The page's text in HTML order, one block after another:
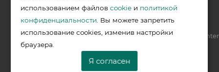
2026 © Меркурий - упаковочная продукция от ведущих
производителей в Уфе
Разработка —
VIS.center
использованием файловcookie и политикой
конфиденциальности . Вы можете запретить
использование cookies, изменив настройки
браузера.
Я согласен